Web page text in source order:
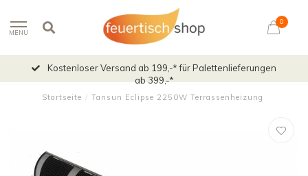
MENU
0
Kostenloser Versand ab 199,-* für Palettenlieferungen
ab 399,-*
Startseite / Tansun Eclipse 2250W Terrassenheizung